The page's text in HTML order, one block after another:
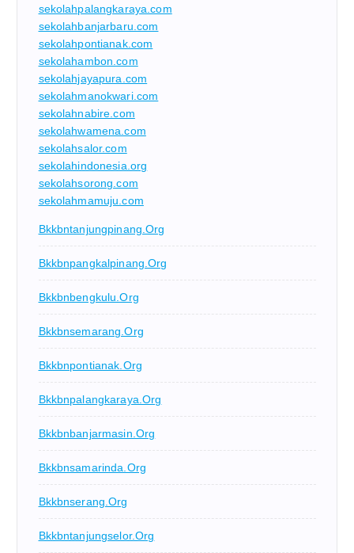
sekolahpalangkaraya.com
sekolahbanjarbaru.com
sekolahpontianak.com
sekolahambon.com
sekolahjayapura.com
sekolahmanokwari.com
sekolahnabire.com
sekolahwamena.com
sekolahsalor.com
sekolahindonesia.org
sekolahsorong.com
sekolahmamuju.com
Bkkbntanjungpinang.org
Bkkbnpangkalpinang.org
Bkkbnbengkulu.org
Bkkbnsemarang.org
Bkkbnpontianak.org
Bkkbnpalangkaraya.org
Bkkbnbanjarmasin.org
Bkkbnsamarinda.org
Bkkbnserang.org
Bkkbntanjungselor.org